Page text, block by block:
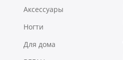
Аксессуары
Ногти
Для дома